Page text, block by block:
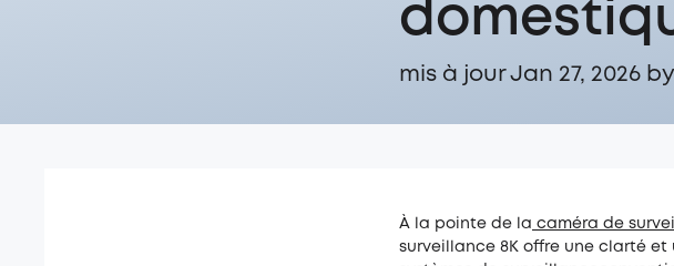
mis à jour Jan 27, 2026 by
À la pointe de la caméra de
surveillance 8K offre une clarté